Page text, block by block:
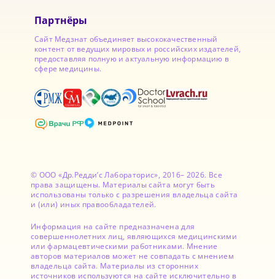
Партнёры
Сайт Медзнат объединяет высококачественный
контент от ведущих мировых и российских издателей,
предоставляя полную и актуальную информацию в
сфере медицины.
© ООО «Др.Редди’с Лабораторис», 2016– 2026. Все
права защищены. Материалы сайта могут быть
использованы только с разрешения владельца сайта
и (или) иных правообладателей.
Информация на сайте предназначена для
совершеннолетних лиц, являющихся медицинскими
или фармацевтическими работниками. Мнение
авторов материалов может не совпадать с мнением
владельца сайта. Материалы из сторонних
источников используются на сайте исключительно в